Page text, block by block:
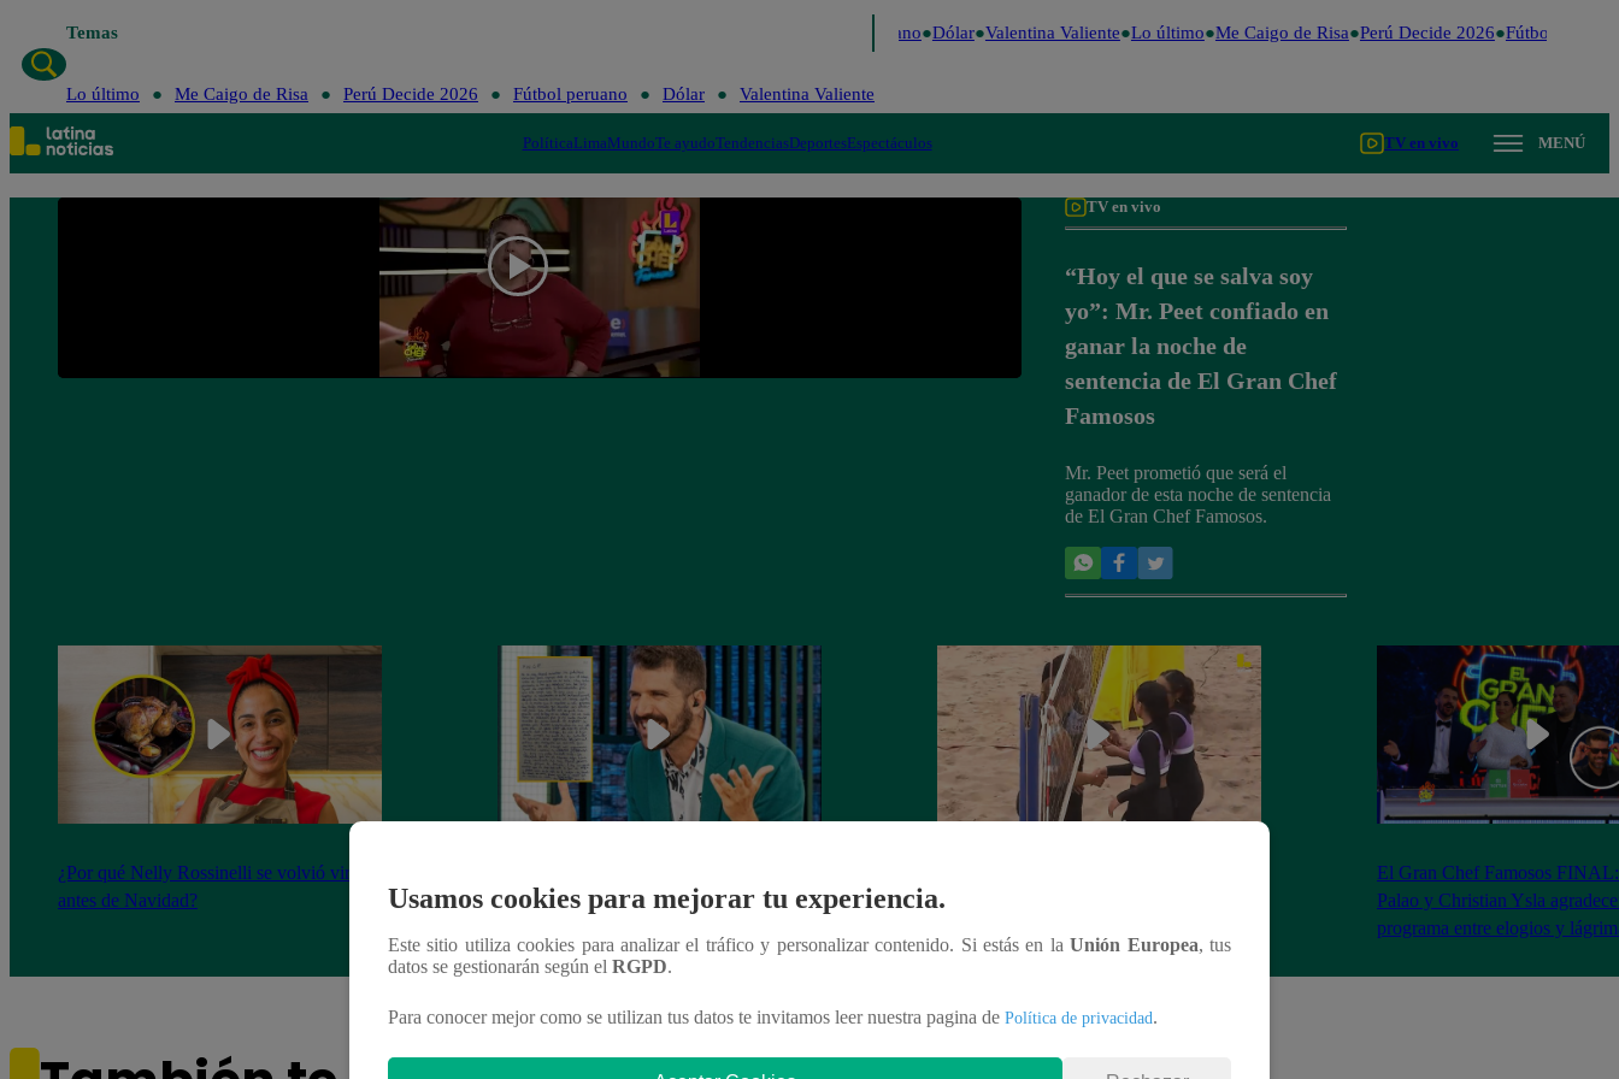
Temas Fútbol peruano Dólar Valentina Valiente Lo último Me Caigo de Risa Perú Decide 2026 Fútbol peruano
Lo último Me Caigo de Risa Perú Decide 2026 Fútbol peruano Dólar Valentina Valiente
PolíticaLimaMundoTe ayudoTendenciasDeportesEspectáculos TV en vivo MENÚ
TV en vivo
“Hoy el que se salva soy
yo”: Mr. Peet confiado en
ganar la noche de
sentencia de El Gran Chef
Famosos
Mr. Peet prometió que será el
ganador de esta noche de sentencia
de El Gran Chef Famosos.
¿Por qué Nelly Rossinelli se volvió viral
antes de Navidad?
conmovió a los fans de “El Gran Chef”
cumple su apuesta y se rapa tras la victoria
El Gran Chef Famosos
Palao y Christian Ysla
programa entre elogios y
Usamos cookies para mejorar tu experiencia.
Este sitio utiliza cookies para analizar el tráfico y personalizar contenido. Si estás en laUnión Europea, tus
datos se gestionarán según el RGPD.
Para conocer mejor como se utilizan tus datos te invitamos leer nuestra pagina de Política de privacidad.